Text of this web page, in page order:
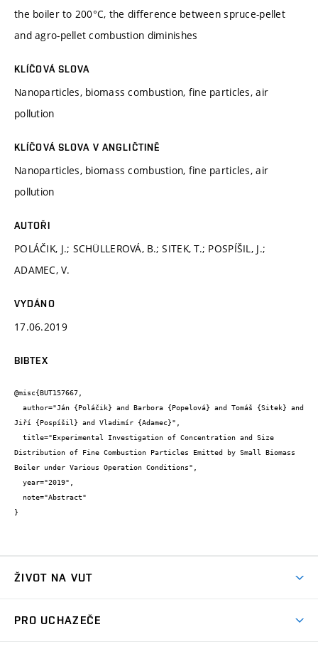
the boiler to 200°C, the difference between spruce-pellet
and agro-pellet combustion diminishes
KLÍČOVÁ SLOVA
Nanoparticles, biomass combustion, fine particles, air
pollution
KLÍČOVÁ SLOVA V ANGLIČTINĚ
Nanoparticles, biomass combustion, fine particles, air
pollution
AUTOŘI
POLÁČIK, J.; SCHÜLLEROVÁ, B.; SITEK, T.; POSPÍŠIL, J.;
ADAMEC, V.
VYDÁNO
17.06.2019
BIBTEX
@misc{BUT157667,
Jiří {Pospíšil} and Vladimír {Adamec}",
Distribution of Fine Combustion Particles Emitted by Small Biomass
Boiler under Various Operation Conditions",
}
ŽIVOT NA VUT
PRO UCHAZEČE